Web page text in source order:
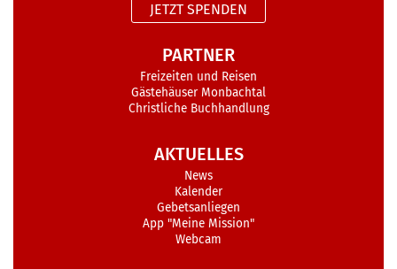
JETZT SPENDEN
PARTNER
Freizeiten und Reisen
Gästehäuser Monbachtal
Christliche Buchhandlung
AKTUELLES
News
Kalender
Gebetsanliegen
App "Meine Mission"
Webcam